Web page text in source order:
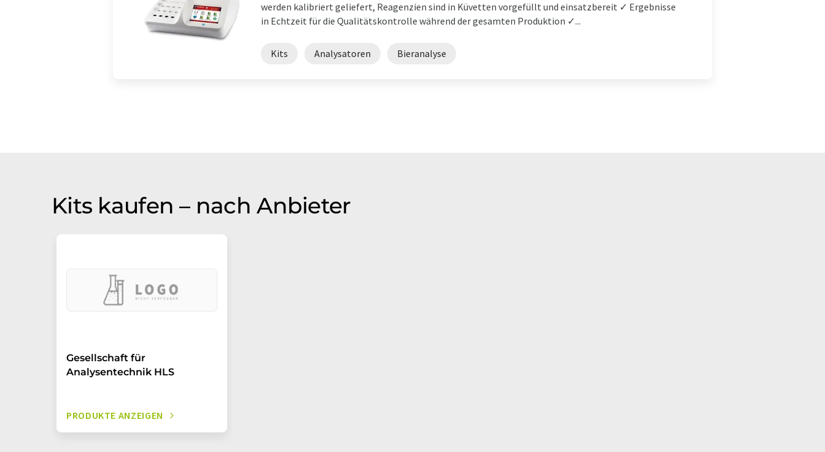
werden kalibriert geliefert, Reagenzien sind in Küvetten vorgefüllt und einsatzbereit ✓ Ergebnisse
in Echtzeit für die Qualitätskontrolle während der gesamten Produktion ✓...
Kits Analysatoren Bieranalyse
Kits kaufen – nach Anbieter
Gesellschaft für
Analysentechnik HLS
PRODUKTE ANZEIGEN